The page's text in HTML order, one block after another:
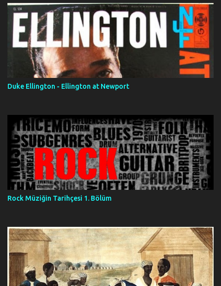
Duke Ellington - Ellington at Newport
Rock Müziğin Tarihçesi 1. Bölüm